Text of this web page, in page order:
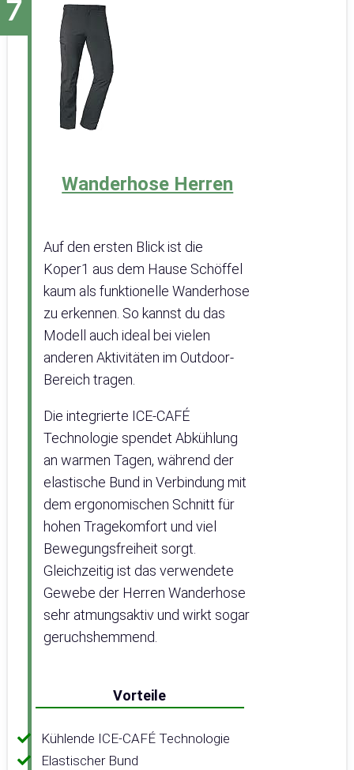
Wanderhose Herren
Auf den ersten Blick ist die
Koper1 aus dem Hause Schöffel
kaum als funktionelle Wanderhose
zu erkennen. So kannst du das
Modell auch ideal bei vielen
anderen Aktivitäten im Outdoor-
Bereich tragen.
Die integrierte ICE-CAFÉ
Technologie spendet Abkühlung
an warmen Tagen, während der
elastische Bund in Verbindung mit
dem ergonomischen Schnitt für
hohen Tragekomfort und viel
Bewegungsfreiheit sorgt.
Gleichzeitig ist das verwendete
Gewebe der Herren Wanderhose
sehr atmungsaktiv und wirkt sogar
geruchshemmend.
Vorteile
Kühlende ICE-CAFÉ Technologie
Elastischer Bund